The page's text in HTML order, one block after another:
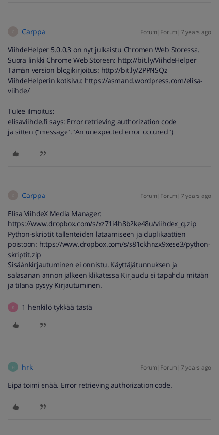
Carppa Forum|Forum|7 years ago
ViihdeHelper 5.0.0.3 on nyt julkaistu Chromen Web Storessa.
Suora linkki Chrome Web Storeen: http://bit.ly/ViihdeHelper
Tämän version blogikirjoitus: http://bit.ly/2PPNSQz
ViihdeHelperin kotisivu: https://asmand.wordpress.com/elisa-
viihde/
Tulee ilmoitus:
elisaviihde.fi says: Error retrieving authorization code
ja sitten ("message":"An unexpected error occured")
Carppa Forum|Forum|7 years ago
Elisa ViihdeX Media Manager:
https://www.dropbox.com/s/xz71i4h8b2ke48u/viihdex_q.zip
Python-skriptit tallenteiden lataamiseen ja duplikaattien
poistoon: https://www.dropbox.com/s/s81ckhnzx9xese3/python-
skriptit.zip
Sisäänkirjautuminen ei onnistu. Käyttäjätunnuksen ja
salasanan annon jälkeen klikatessa Kirjaudu ei tapahdu mitään
ja tilana pysyy Kirjautuminen.
K 1 henkilö tykkää tästä
H hrk Forum|Forum|7 years ago
Eipä toimi enää. Error retrieving authorization code.